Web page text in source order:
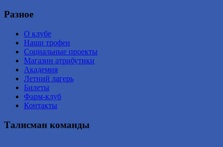
Разное
О клубе
Наши трофеи
Социальные проекты
Магазин атрибутики
Академия
Летний лагерь
Билеты
Фарм-клуб
Контакты
Талисман команды